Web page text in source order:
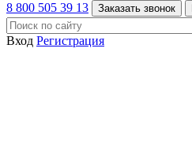
8 800 505 39 13 Заказать звонок
Вход Регистрация